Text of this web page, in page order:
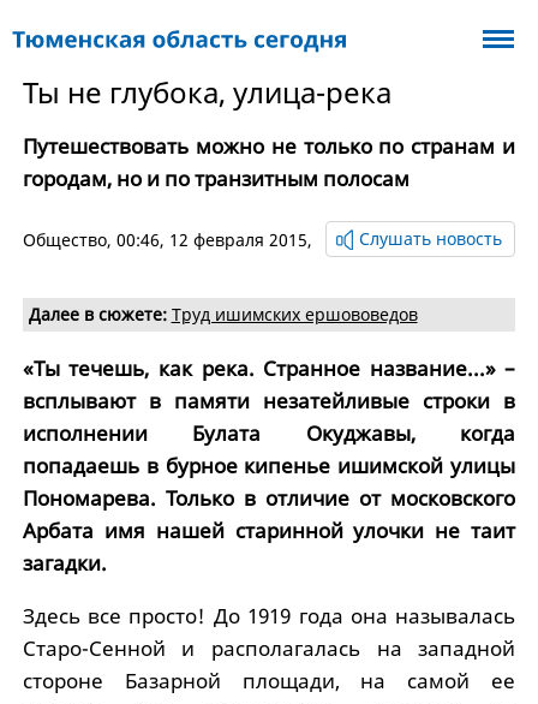
Ты не глубока, улица-река
Путешествовать можно не только по странам и
городам, но и по транзитным полосам
Общество, 00:46, 12 февраля 2015, Слушать новость
Далее в сюжете: Труд ишимских ершововедов
«Ты течешь, как река. Странное название...» –
всплывают в памяти незатейливые строки в
исполнении Булата Окуджавы, когда
попадаешь в бурное кипенье ишимской улицы
Пономарева. Только в отличие от московского
Арбата имя нашей старинной улочки не таит
загадки.
Здесь все просто! До 1919 года она называлась
Старо-Сенной и располагалась на западной
стороне Базарной площади, на самой ее